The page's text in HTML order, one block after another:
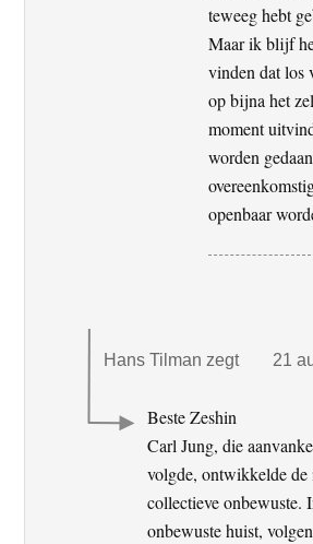
teweeg hebt
Maar ik blijf
vinden dat los
op bijna het
moment
worden
openbaar
Hans Tilman zegt
21
Beste Zeshin
Carl Jung, die
volgde, ontwikkelde de
collectieve onbewuste.
onbewuste huist,